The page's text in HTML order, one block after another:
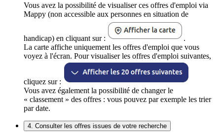
Vous avez la possibilité de visualiser ces offres d'emploi via
Mappy (non accessible aux personnes en situation de
handicap) en cliquant sur :
.
La carte affiche uniquement les offres d'emploi que vous
voyez à l'écran. Pour visualiser les offres d'emploi suivantes,
cliquez sur :
Vous avez également la possibilité de changer le
« classement » des offres : vous pouvez par exemple les trier
par date.
4. Consulter les offres issues de votre recherche